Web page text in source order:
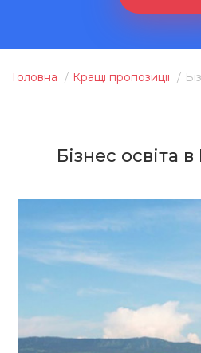
Головна Кращі пропозиції
Бізнес освіта